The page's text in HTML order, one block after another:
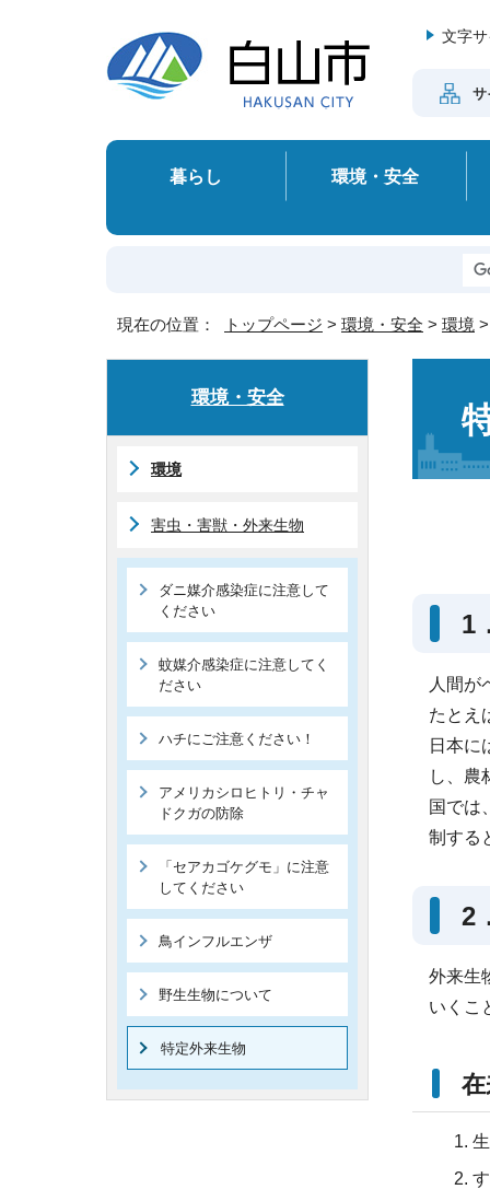
文字
サ
暮らし 環境・安全
現在の位置： トップページ > 環境・安全 > 環境
1
人間が
たとえ
日本に
し、農
国では
制する
2
外来生
いくこ
環境・安全
環境
害虫・害獣・外来生物
ダニ媒介感染症に注意して
ください
蚊媒介感染症に注意してく
ださい
ハチにご注意ください！
アメリカシロヒトリ・チャ
ドクガの防除
「セアカゴケグモ」に注意
してください
鳥インフルエンザ
野生生物について
特定外来生物